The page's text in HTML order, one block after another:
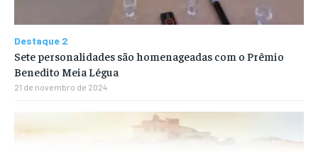
Destaque 2
Sete personalidades são homenageadas com o Prêmio
Benedito Meia Légua
21 de novembro de 2024